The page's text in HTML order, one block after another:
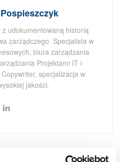
udokumentowaną historią
zarządczego. Specjalista w
biura zarządzania
Projektami IT i
specjalizacja w
jakości.